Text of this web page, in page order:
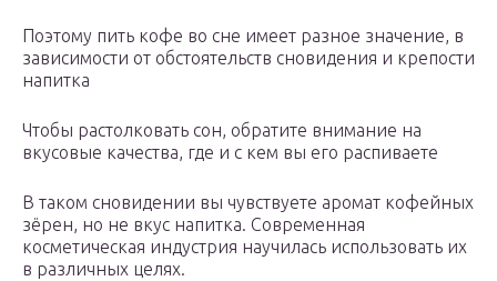
Поэтому пить кофе во сне имеет разное значение, в
зависимости от обстоятельств сновидения и крепости
напитка
Чтобы растолковать сон, обратите внимание на
вкусовые качества, где и с кем вы его распиваете
В таком сновидении вы чувствуете аромат кофейных
зёрен, но не вкус напитка. Современная
косметическая индустрия научилась использовать их
в различных целях.